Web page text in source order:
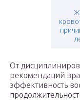
От
рекомендаций
эффективность